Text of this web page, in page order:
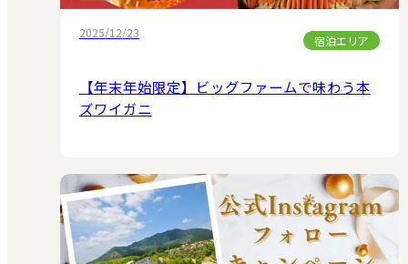
2025/12/23
宿泊エリア
【年末年始限定】ビッグファームで味わう本
ズワイガニ